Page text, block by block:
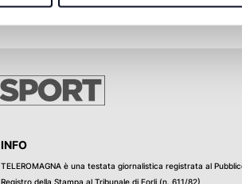
INFO
TELEROMAGNA è una testata giornalistica registrata al
Registro della Stampa al Tribunale di Forli (n. 611/82)